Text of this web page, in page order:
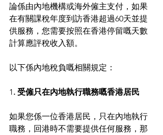
論係由內地機構或海外僱主支付，如果
在有關課稅年度到訪香港超過60天並提
供服務，您需要按照在香港停留嘅天數
計算應評稅收入額。
以下係內地稅負嘅相關規定：
1. 受僱只在內地執行職務嘅香港居民
如果您係一位香港居民，只在內地執行
職務，回港時不需要提供任何服務，那